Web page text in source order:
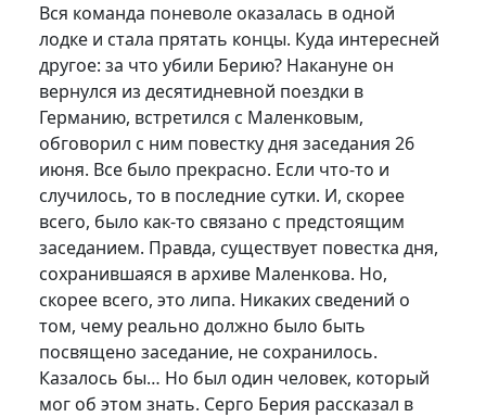
Вся команда поневоле оказалась в одной
лодке и стала прятать концы. Куда интересней
другое: за что убили Берию? Накануне он
вернулся из десятидневной поездки в
Германию, встретился с Маленковым,
обговорил с ним повестку дня заседания 26
июня. Все было прекрасно. Если что-то и
случилось, то в последние сутки. И, скорее
всего, было как-то связано с предстоящим
заседанием. Правда, существует повестка дня,
сохранившаяся в архиве Маленкова. Но,
скорее всего, это липа. Никаких сведений о
том, чему реально должно было быть
посвящено заседание, не сохранилось.
Казалось бы… Но был один человек, который
мог об этом знать. Серго Берия рассказал в